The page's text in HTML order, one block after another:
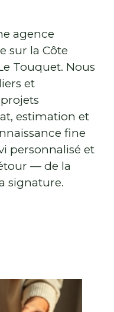
agence
sur la Côte
Touquet. Nous
et
estimation et
fine
personnalisé et
— de la
signature.